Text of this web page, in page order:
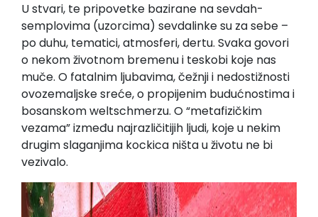
U stvari, te pripovetke bazirane na sevdah-
semplovima (uzorcima) sevdalinke su za sebe –
po duhu, tematici, atmosferi, dertu. Svaka govori
o nekom životnom bremenu i teskobi koje nas
muče. O fatalnim ljubavima, čežnji i nedostižnosti
ovozemaljske sreće, o propijenim budućnostima i
bosanskom weltschmerzu. O “metafizičkim
vezama” između najrazličitijih ljudi, koje u nekim
drugim slaganjima kockica ništa u životu ne bi
vezivalo.